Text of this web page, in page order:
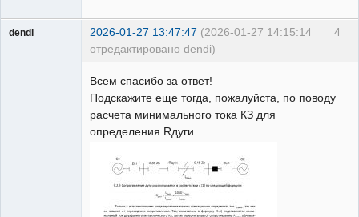
4
dendi 2026-01-27 13:47:47 (2026-01-27 14:15:14
отредактировано dendi)
Всем спасибо за ответ!
Подскажите еще тогда, пожалуйста, по поводу
расчета минимального тока КЗ для
определения Rдуги